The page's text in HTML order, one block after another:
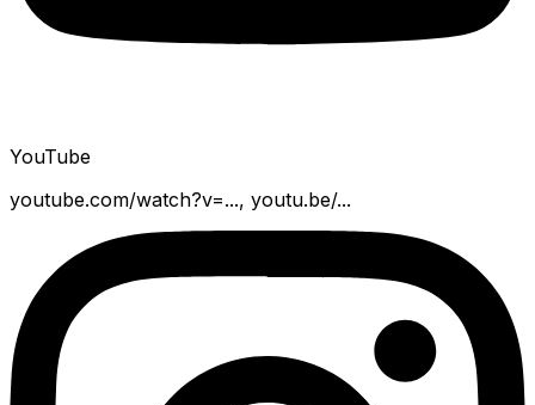
YouTube
youtube.com/watch?v=..., youtu.be/...